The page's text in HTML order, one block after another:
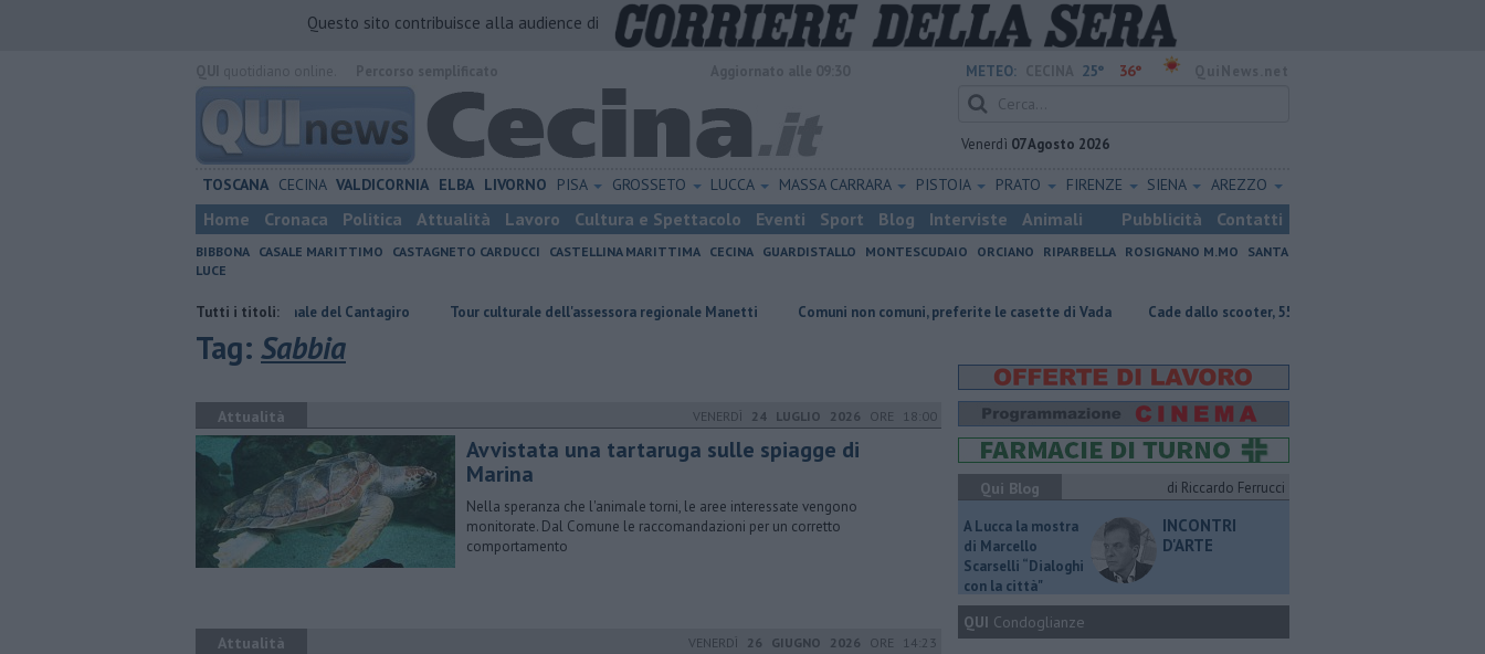
Questo sito contribuisce alla audience di
METEO: 25° 36°
Venerdì 07 Agosto 2026
TOSCANA CECINA VALDICORNIA ELBA LIVORNO PISA GROSSETO LUCCA MASSA CARRARA PISTOIA PRATO FIRENZE SIENA AREZZO
Home Cronaca Politica Attualità Lavoro Cultura e Spettacolo Eventi Sport Blog Interviste Animali Pubblicità Contatti
BIBBONA CASALE MARITTIMO CASTAGNETO CARDUCCI CASTELLINA MARITTIMA CECINA GUARDISTALLO MONTESCUDAIO ORCIANO RIPARBELLA ROSIGNANO M.MO
SANTA
LUCE
Tutti i titoli:
A Bibbona la finale regionale del Cantagiro Tour culturale dell'assessora regionale Manetti Comuni non comuni, preferite le casette di Vada Cade dallo scooter, 55enne grave
Tag: Sabbia
Attualità VENERDÌ 24 LUGLIO 2026 ORE 18:00
Avvistata una tartaruga sulle spiagge di
Marina
Nella speranza che l'animale torni, le aree interessate vengono
monitorate. Dal Comune le raccomandazioni per un corretto
comportamento
Attualità VENERDÌ 26 GIUGNO 2026 ORE 14:23
Qui Blog di Riccardo Ferrucci
A Lucca la mostra
di Marcello
Scarselli “Dialoghi
con la città"
INCONTRI
D'ARTE
QUI Condoglianze